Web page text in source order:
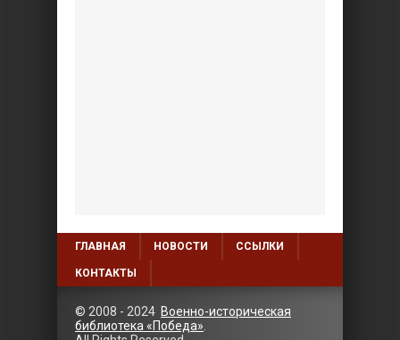
ГЛАВНАЯ НОВОСТИ ССЫЛКИ
КОНТАКТЫ
© 2008 - 2024 Военно-историческая
библиотека «Победа»